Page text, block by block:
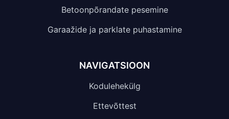
Betoonpõrandate pesemine
Garaažide ja parklate puhastamine
NAVIGATSIOON
Kodulehekülg
Ettevõttest